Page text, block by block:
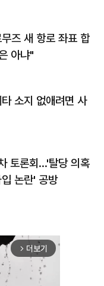
즈 새 항로 좌표 합
아냐"
소지 없애려면 사
토론회…'탈당 의혹
논란' 공방
arrow_forward_ios 더보기